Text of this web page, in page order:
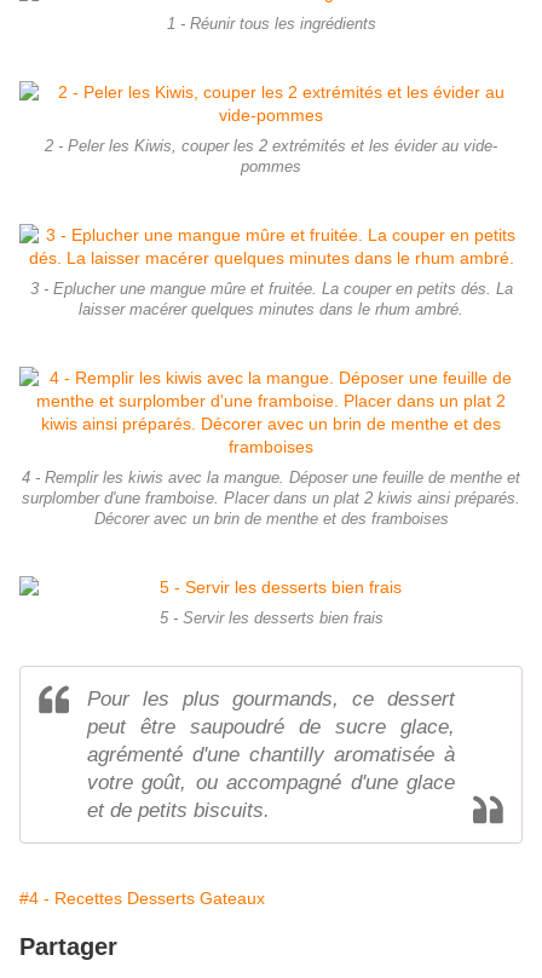
1 - Réunir tous les ingrédients
2 - Peler les Kiwis, couper les 2 extrémités et les évider au vide-
pommes
3 - Eplucher une mangue mûre et fruitée. La couper en petits dés. La
laisser macérer quelques minutes dans le rhum ambré.
4 - Remplir les kiwis avec la mangue. Déposer une feuille de menthe et
surplomber d'une framboise. Placer dans un plat 2 kiwis ainsi préparés.
Décorer avec un brin de menthe et des framboises
5 - Servir les desserts bien frais
Pour les plus gourmands, ce dessert
peut être saupoudré de sucre glace,
agrémenté d'une chantilly aromatisée à
votre goût, ou accompagné d'une glace
et de petits biscuits.
#4 - Recettes Desserts Gateaux
Partager